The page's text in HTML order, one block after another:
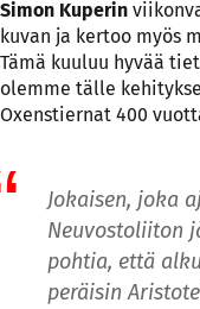
Simon Kuperin
kuvan ja kertoo myös
Tämä kuuluu hyvää
olemme tälle
Oxenstiernat 400
Jokaisen, joka
Neuvostoliiton
pohtia, että
peräisin